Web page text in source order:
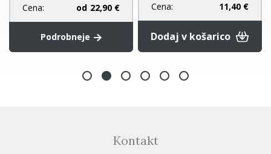
Cena: od 22,90 €
Podrobneje
Cena: 11,40 €
Dodaj v košarico
Kontakt